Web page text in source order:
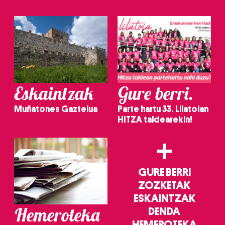
Eskaintzak
Muñatones Gaztelua
Gure berri.
Parte hartu 33. Lilatoian
HITZA taldearekin!
Hemeroteka
+
GURE BERRI
ZOZKETAK
ESKAINTZAK
DENDA